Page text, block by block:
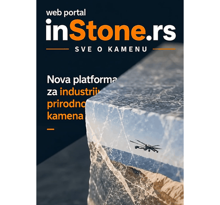
COMBYPACK
EVOKS Maintenance Management
ROSA i SCHUNK podižu proizvodnju
Detekcija različitih oblika